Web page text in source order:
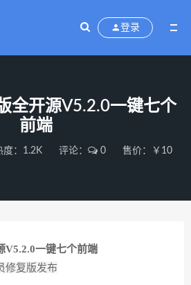
登录
全开源V5.2.0一键七个
前端
度：1.2K 评论： 0 售价：￥10
V5.2.0一键七个前端
修复版发布